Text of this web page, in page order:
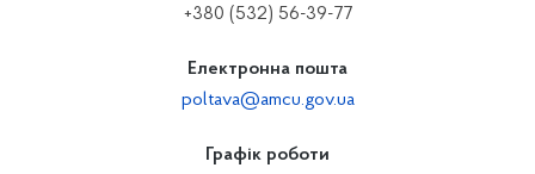
+380 (532) 56-39-77
Електронна пошта
poltava@amcu.gov.ua
Графік роботи